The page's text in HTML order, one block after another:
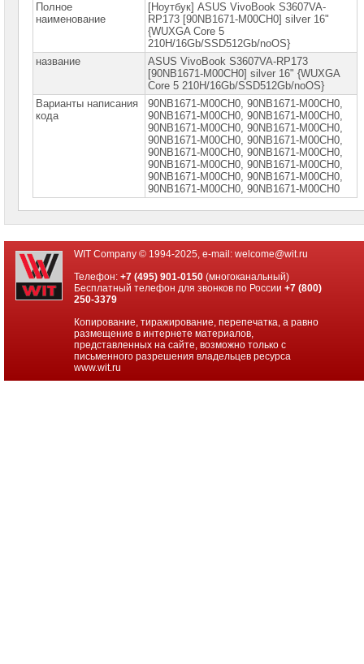
Полное
наименование
[Ноутбук] ASUS VivoBook S3607VA-
RP173 [90NB1671-M00CH0] silver 16"
{WUXGA Core 5
210H/16Gb/SSD512Gb/noOS}
название
ASUS VivoBook S3607VA-RP173
[90NB1671-M00CH0] silver 16" {WUXGA
Core 5 210H/16Gb/SSD512Gb/noOS}
Варианты написания
кода
90NB1671-M00CH0, 90NB1671-M00CH0,
90NВ1671-M00CH0, 90NВ1671-M00СH0,
90NВ1671-M00СH0, 90NВ1671-M00СН0,
90NВ1671-M00СН0, 90NВ1671-M00СН0,
90NВ1671-M00СН0, 90NВ1671-М00СН0,
90NВ1671-М00СН0, 90NВ1671-М00СН0,
90NВ1671-М00СН0, 90NВ1671-М00СН0,
90NВ1671-М00СН0, 90NВ1671-М00СН0
WIT Company © 1994-2025, e-mail: welcome@wit.ru
Телефон:+7 (495) 901-0150 (многоканальный)
Бесплатный телефон для звонков по России+7 (800)
250-3379
Копирование, тиражирование, перепечатка, а равно
размещение в интернете материалов,
представленных на сайте, возможно только с
письменного разрешения владельцев ресурса
www.wit.ru